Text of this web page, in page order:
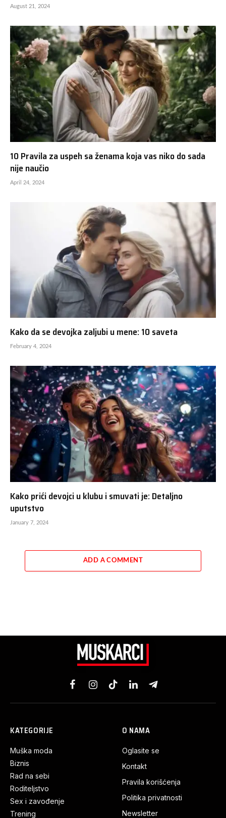
August 21, 2024
10 Pravila za uspeh sa ženama koja vas niko do sada
nije naučio
April 24, 2024
Kako da se devojka zaljubi u mene: 10 saveta
February 4, 2024
Kako prići devojci u klubu i smuvati je: Detaljno
uputstvo
January 7, 2024
ADD A COMMENT
FacebookInstagramTikTokLinkedInTelegram
KATEGORIJE
Muška moda
Biznis
Rad na sebi
Roditeljstvo
Sex i zavođenje
Trening
O NAMA
Oglasite se
Kontakt
Pravila korišćenja
Politika privatnosti
Newsletter